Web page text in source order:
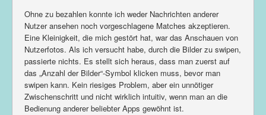
Ohne zu bezahlen konnte ich weder Nachrichten anderer
Nutzer ansehen noch vorgeschlagene Matches akzeptieren.
Eine Kleinigkeit, die mich gestört hat, war das Anschauen von
Nutzerfotos. Als ich versucht habe, durch die Bilder zu swipen,
passierte nichts. Es stellt sich heraus, dass man zuerst auf
das „Anzahl der Bilder“-Symbol klicken muss, bevor man
swipen kann. Kein riesiges Problem, aber ein unnötiger
Zwischenschritt und nicht wirklich intuitiv, wenn man an die
Bedienung anderer beliebter Apps gewöhnt ist.